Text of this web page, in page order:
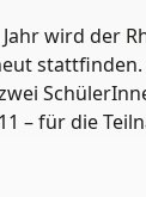
wird der
– für die